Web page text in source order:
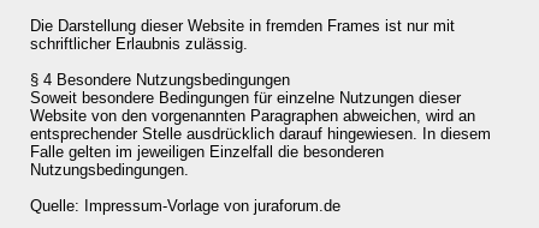
Die Darstellung dieser Website in fremden Frames ist nur mit
schriftlicher Erlaubnis zulässig.
§ 4 Besondere Nutzungsbedingungen
Soweit besondere Bedingungen für einzelne Nutzungen dieser
Website von den vorgenannten Paragraphen abweichen, wird an
entsprechender Stelle ausdrücklich darauf hingewiesen. In diesem
Falle gelten im jeweiligen Einzelfall die besonderen
Nutzungsbedingungen.
Quelle: Impressum-Vorlage von juraforum.de